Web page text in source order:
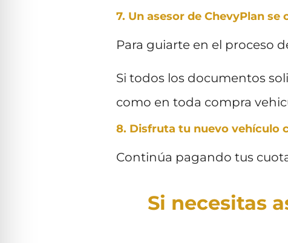
7. Un asesor de ChevyPlan
Para guiarte en el proceso
Si todos los documentos
como en toda compra
8. Disfruta tu nuevo vehículo
Continúa pagando tus
Si necesitas